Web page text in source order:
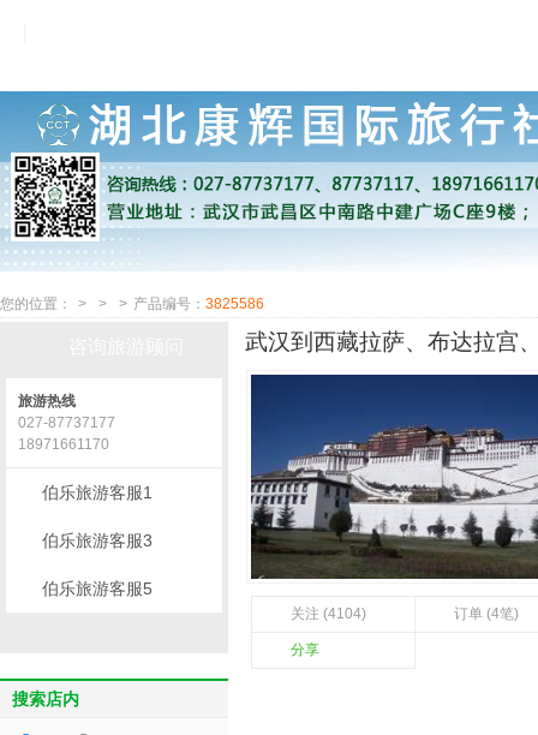
您的位置： > > > 产品编号： 3825586
武汉到西藏拉萨、布达拉宫
关注 (4104) 订单 (4笔)
分享
旅游热线
027-87737177
18971661170
伯乐旅游客服1
伯乐旅游客服3
伯乐旅游客服5
搜索店内